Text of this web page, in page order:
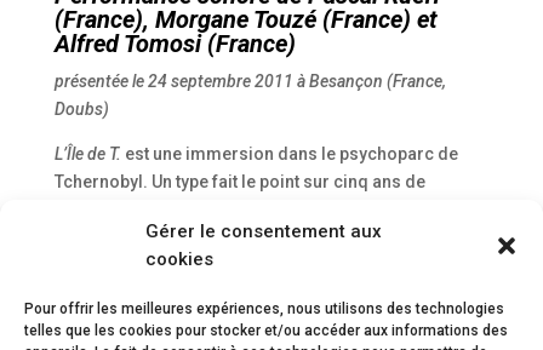
Gérer le consentement aux
cookies
Pour offrir les meilleures expériences, nous utilisons des technologies
telles que les cookies pour stocker et/ou accéder aux informations des
(France), Morgane Touzé(France) et
Alfred Tomosi(France)
présentée le 24 septembre 2011 à Besançon (France,
Doubs)
L’Île de T. est une immersion dans le psychoparc de
Tchernobyl. Un type fait le point sur cinq ans de
apparue vers la fin du vingtième siècle. Des blocs de
temps sonore, indigènes et troublants, font peu à peu
explore le mur transparent du monde après l’Homme :